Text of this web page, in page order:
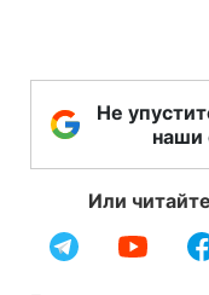
Не
наши
Или